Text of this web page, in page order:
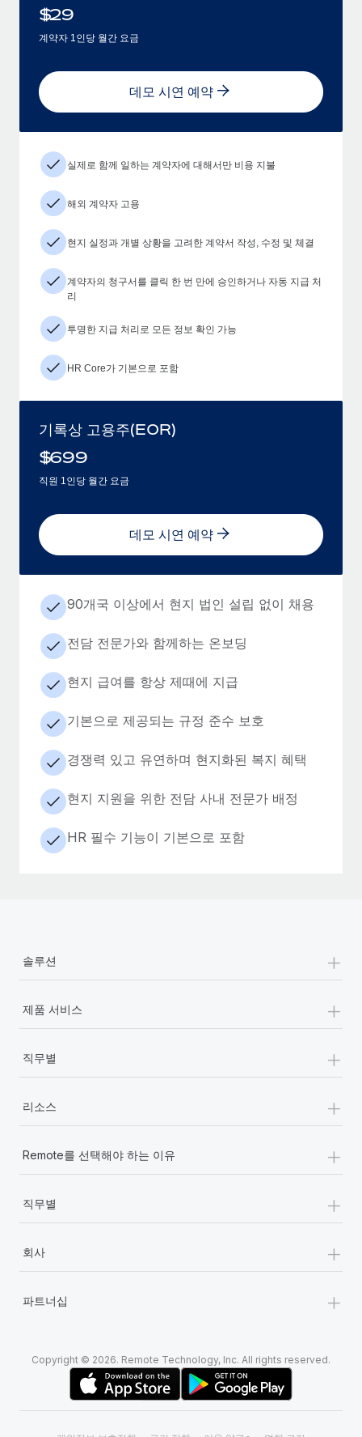
$29
계약자 1인당 월간 요금
데모 시연 예약
실제로 함께 일하는 계약자에 대해서만 비용 지불
해외 계약자 고용
현지 실정과 개별 상황을 고려한 계약서 작성, 수정 및 체결
계약자의 청구서를 클릭 한 번 만에 승인하거나 자동 지급 처
리
투명한 지급 처리로 모든 정보 확인 가능
HR Core가 기본으로 포함
기록상 고용주(EOR)
$699
직원 1인당 월간 요금
데모 시연 예약
90개국 이상에서 현지 법인 설립 없이 채용
전담 전문가와 함께하는 온보딩
현지 급여를 항상 제때에 지급
기본으로 제공되는 규정 준수 보호
경쟁력 있고 유연하며 현지화된 복지 혜택
현지 지원을 위한 전담 사내 전문가 배정
HR 필수 기능이 기본으로 포함
솔루션 +
제품 서비스 +
직무별 +
리소스 +
Remote를 선택해야 하는 이유 +
직무별 +
회사 +
파트너십 +
Copyright © 2026. Remote Technology, Inc. All rights reserved.